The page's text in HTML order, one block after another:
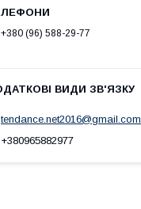
+380 (96) 588-29-77
tendance.net2016@gmail.com
+380965882977